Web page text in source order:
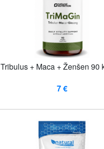
Tribulus + Maca + Ženšen 90
7 €